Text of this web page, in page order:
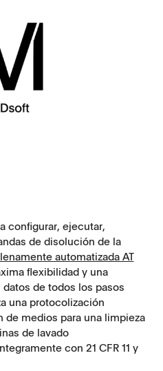
configurar, ejecutar,
de disolución de la
automatizada AT
flexibilidad y una
de todos los pasos
una protocolización
medios para una limpieza
de lavado
con 21 CFR 11 y